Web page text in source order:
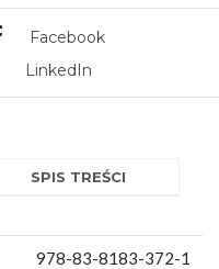
Facebook
LinkedIn
SPIS TREŚCI
978-83-8183-372-1